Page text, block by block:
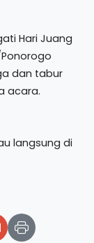
Hari Juang
dan tabur
acara.
langsung di